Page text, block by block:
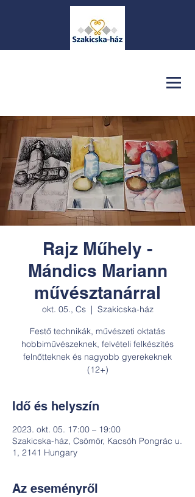
Rajz Műhely -
Mándics Mariann
művésztanárral
okt. 05., Cs
  |
Szakicska-ház
Festő technikák, művészeti oktatás
hobbiművészeknek, felvételi felkészítés
felnőtteknek és nagyobb gyerekeknek
(12+)
Idő és helyszín
2023. okt. 05. 17:00 – 19:00
Szakicska-ház, Csömör, Kacsóh Pongrác u.
1, 2141 Hungary
Az eseményről